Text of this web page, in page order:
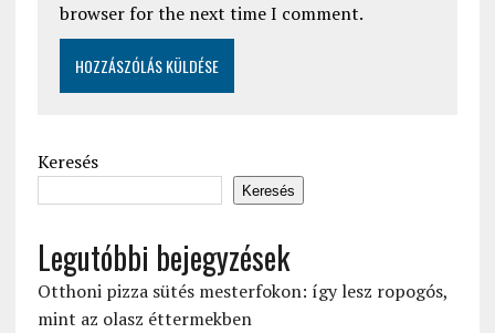
browser for the next time I comment.
Keresés
Keresés
Legutóbbi bejegyzések
Otthoni pizza sütés mesterfokon: így lesz ropogós,
mint az olasz éttermekben